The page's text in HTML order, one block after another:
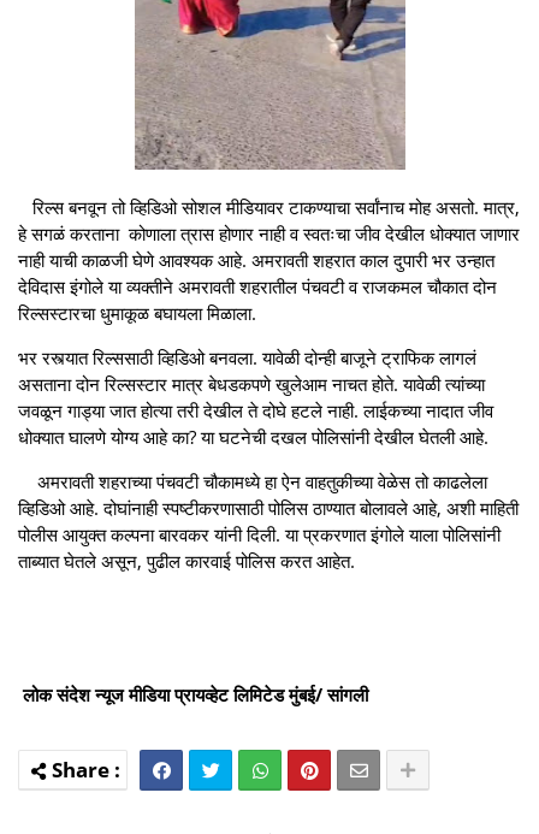
रिल्स बनवून तो व्हिडिओ सोशल मीडियावर टाकण्याचा सर्वांनाच मोह असतो. मात्र,
हे सगळं करताना कोणाला त्रास होणार नाही व स्वतःचा जीव देखील धोक्यात जाणार
नाही याची काळजी घेणे आवश्यक आहे. अमरावती शहरात काल दुपारी भर उन्हात
देविदास इंगोले या व्यक्तीने अमरावती शहरातील पंचवटी व राजकमल चौकात दोन
रिल्सस्टारचा धुमाकूळ बघायला मिळाला.
भर रस्त्यात रिल्ससाठी व्हिडिओ बनवला. यावेळी दोन्ही बाजूने ट्राफिक लागलं
असताना दोन रिल्सस्टार मात्र बेधडकपणे खुलेआम नाचत होते. यावेळी त्यांच्या
जवळून गाड्या जात होत्या तरी देखील ते दोघे हटले नाही. लाईकच्या नादात जीव
धोक्यात घालणे योग्य आहे का? या घटनेची दखल पोलिसांनी देखील घेतली आहे.
अमरावती शहराच्या पंचवटी चौकामध्ये हा ऐन वाहतुकीच्या वेळेस तो काढलेला
व्हिडिओ आहे. दोघांनाही स्पष्टीकरणासाठी पोलिस ठाण्यात बोलावले आहे, अशी माहिती
पोलीस आयुक्त कल्पना बारवकर यांनी दिली. या प्रकरणात इंगोले याला पोलिसांनी
ताब्यात घेतले असून, पुढील कारवाई पोलिस करत आहेत.
लोक संदेश न्यूज मीडिया प्रायव्हेट लिमिटेड मुंबई/ सांगली